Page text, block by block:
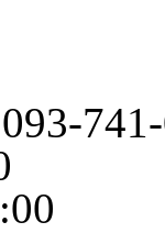
093-